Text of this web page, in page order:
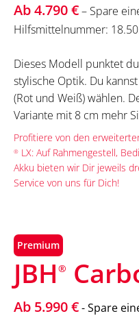
Ab 4.790 €– Spare
Hilfsmittelnummer:
Dieses Modell punktet
stylische Optik. Du
(Rot und Weiß) wählen.
Variante mit 8 cm mehr
Profitiere von den
® LX: Auf Rahmengestell,
Akku bieten wir Dir jeweils
Service von uns für Dich!
Premium
JBH ®
Ab 5.990 €- Spare